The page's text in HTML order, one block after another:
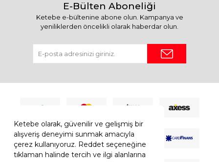
Ketebe olarak, güvenilir ve gelişmiş bir
alışveriş deneyimi sunmak amacıyla
çerez kullanıyoruz. Reddet seçeneğine
tıklaman halinde tercih ve ilgi alanlarına
E-Bülten Aboneliği
Ketebe e-bültenine abone olun. Kampanya ve
yeniliklerden öncelikli olarak haberdar olun.